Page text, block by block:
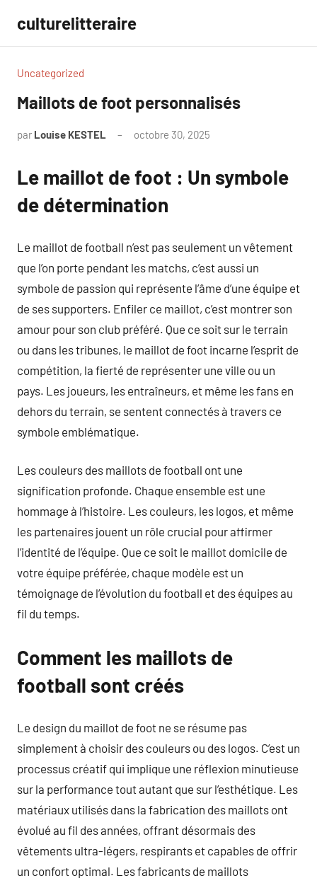
contenu
culturelitteraire
Uncategorized
Maillots de foot personnalisés
par Louise KESTEL octobre 30, 2025
Le maillot de foot : Un symbole
de détermination
Le maillot de football n’est pas seulement un vêtement
que l’on porte pendant les matchs, c’est aussi un
symbole de passion qui représente l’âme d’une équipe et
de ses supporters. Enfiler ce maillot, c’est montrer son
amour pour son club préféré. Que ce soit sur le terrain
ou dans les tribunes, le maillot de foot incarne l’esprit de
compétition, la fierté de représenter une ville ou un
pays. Les joueurs, les entraîneurs, et même les fans en
dehors du terrain, se sentent connectés à travers ce
symbole emblématique.
Les couleurs des maillots de football ont une
signification profonde. Chaque ensemble est une
hommage à l’histoire. Les couleurs, les logos, et même
les partenaires jouent un rôle crucial pour affirmer
l’identité de l’équipe. Que ce soit le maillot domicile de
votre équipe préférée, chaque modèle est un
témoignage de l’évolution du football et des équipes au
fil du temps.
Comment les maillots de
football sont créés
Le design du maillot de foot ne se résume pas
simplement à choisir des couleurs ou des logos. C’est un
processus créatif qui implique une réflexion minutieuse
sur la performance tout autant que sur l’esthétique. Les
matériaux utilisés dans la fabrication des maillots ont
évolué au fil des années, offrant désormais des
vêtements ultra-légers, respirants et capables de offrir
un confort optimal. Les fabricants de maillots